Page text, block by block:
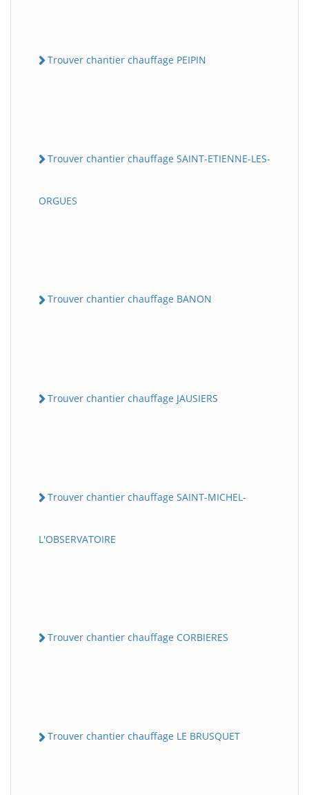
Trouver chantier chauffage PEIPIN
Trouver chantier chauffage SAINT-ETIENNE-LES-
ORGUES
Trouver chantier chauffage BANON
Trouver chantier chauffage JAUSIERS
Trouver chantier chauffage SAINT-MICHEL-
L'OBSERVATOIRE
Trouver chantier chauffage CORBIERES
Trouver chantier chauffage LE BRUSQUET